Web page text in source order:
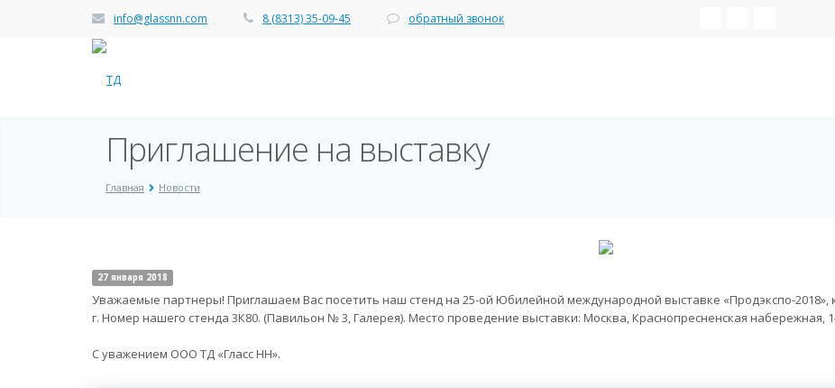
info@glassnn.com 8 (8313) 35-09-45 обратный звонок
Приглашение на выставку
Главная Новости
27 января 2018
Уважаемые партнеры! Приглашаем Вас посетить наш стенд на 25-ой Юбилейной международной выставке «Продэкспо-2018»,
г. Номер нашего стенда 3К80. (Павильон № 3, Галерея). Место проведение выставки: Москва, Краснопресненская набережная,
С уважением ООО ТД «Гласс НН».